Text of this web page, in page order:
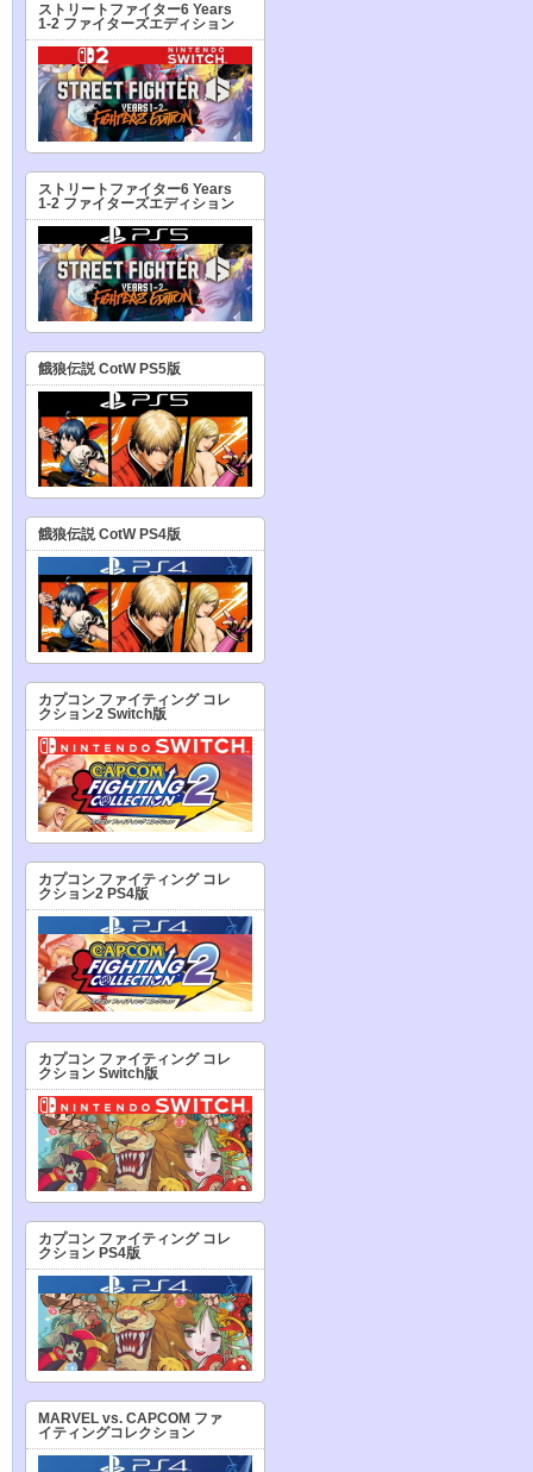
ストリートファイター6 Years
1-2 ファイターズエディション
ストリートファイター6 Years
1-2 ファイターズエディション
餓狼伝説 CotW PS5版
餓狼伝説 CotW PS4版
カプコン ファイティング コレ
クション2 Switch版
カプコン ファイティング コレ
クション2 PS4版
カプコン ファイティング コレ
クション Switch版
カプコン ファイティング コレ
クション PS4版
MARVEL vs. CAPCOM ファ
イティングコレクション